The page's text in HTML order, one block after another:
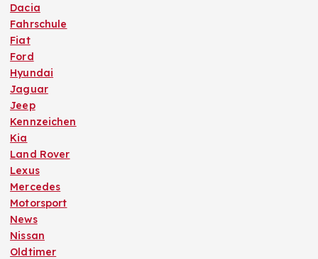
Dacia
Fahrschule
Fiat
Ford
Hyundai
Jaguar
Jeep
Kennzeichen
Kia
Land Rover
Lexus
Mercedes
Motorsport
News
Nissan
Oldtimer